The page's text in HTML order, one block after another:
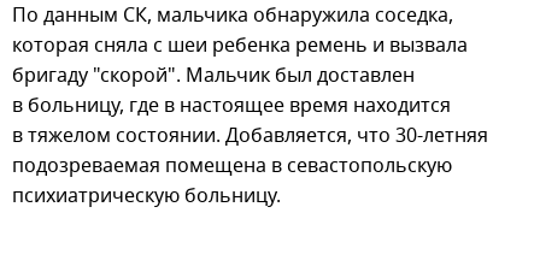
По данным СК, мальчика обнаружила соседка,
которая сняла с шеи ребенка ремень и вызвала
бригаду "скорой". Мальчик был доставлен
в больницу, где в настоящее время находится
в тяжелом состоянии. Добавляется, что 30-летняя
подозреваемая помещена в севастопольскую
психиатрическую больницу.